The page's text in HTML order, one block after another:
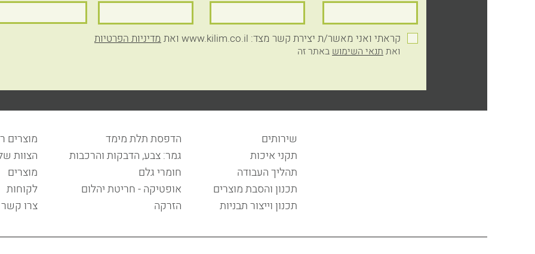
קראתי ואני מאשר/ת יצירת קשר מצד: www.kilim.co.il ואת מדיניות הפרטיות
ואתתנאי השימושבאתר זה
מוצרים
הצוות
מוצרים
לקוחות
צרו קשר
הדפסת תלת מימד
גמר: צבע, הדבקות והרכבות
חומרי גלם
אופטיקה - חריטת יהלום
הזרקה
שירותים
תקני איכות
תהליך העבודה
תכנון והסבת מוצרים
תכנון וייצור תבניות